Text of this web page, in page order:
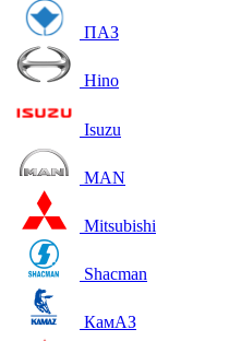
ПАЗ
Hino
Isuzu
MAN
Mitsubishi
Shacman
КамАЗ